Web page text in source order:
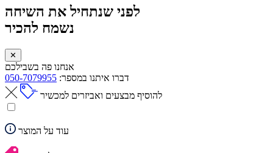
לפני שנתחיל את השיחה
נשמח להכיר
✕
אנחנו פה בשבילכם
דברו איתנו במספר: 050-7079955
להוסיף מבצעים ואביזרים למכשיר
עוד על המוצר